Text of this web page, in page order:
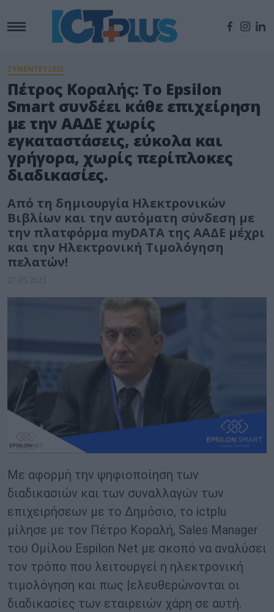
ΣΥΝΕΝΤΕΥΞΕΙΣ
Πέτρος Κοραλής: Tο Epsilon
Smart συνδέει κάθε επιχείρηση
με την ΑΑΔΕ χωρίς
εγκαταστάσεις, εύκολα και
γρήγορα, χωρίς περίπλοκες
διαδικασίες.
Από τη δημιουργία Ηλεκτρονικών
Βιβλίων και την αυτόματη σύνδεση με
την πλατφόρμα myDATA της ΑΑΔΕ μέχρι
και την Ηλεκτρονική Τιμολόγηση
πελατών!
27.05.2021
Με αφορμή την ψηφιοποίηση των
διαδικασιών και των συναλλαγών των
επιχειρήσεων με το Δημόσιο, το ictplu
μίλησε με τον Πέτρο Κοραλή, Sales Manager
του Ομίλου Espilon Net με σκοπό να αναλύσει
τον τρόπο που λειτουργεί η ηλεκτρονική
τιμολόγηση και πως |ελευθερώνονται οι
διαδικασίες των εταιρειών χάρη σε αυτή.